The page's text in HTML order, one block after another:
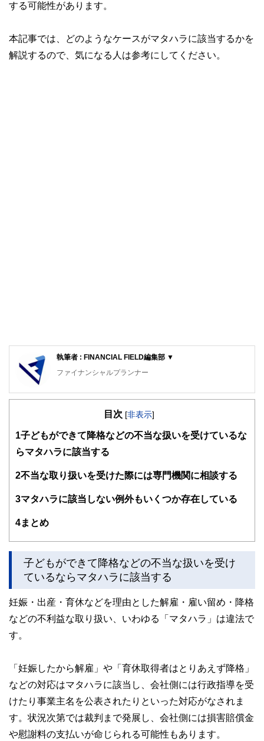
する可能性があります。
本記事では、どのようなケースがマタハラに該当するかを
解説するので、気になる人は参考にしてください。
執筆者 : FINANCIAL FIELD編集部 ▼
ファイナンシャルプランナー
FinancialField編集部は、金融、経済に関する記事を、日々
知識がない方でも理解できるようわかりやすく発信していま
得者を中心に「お金や暮らし」に関する書籍・雑誌の編集経
関わることで、読者目線のコンテンツを追求しています。
FinancialFieldの特徴は、ファイナンシャルプランナー、弁
をわかりやすく発信している点です。
このように編集経験豊富なメンバーと金融や経済に精通した
執筆者・監修者による執筆体制を築くことで、内容のわかり
やすさはもちろんのこと、読み応えのあるコンテンツと確か
目次 [非表示]
1 子どもができて降格などの不当な扱いを受けているな
らマタハラに該当する
2不当な取り扱いを受けた際には専門機関に相談する
3マタハラに該当しない例外もいくつか存在している
4まとめ
子どもができて降格などの不当な扱いを受け
ているならマタハラに該当する
妊娠・出産・育休などを理由とした解雇・雇い留め・降格
などの不利益な取り扱い、いわゆる「マタハラ」は違法で
す。
「妊娠したから解雇」や「育休取得者はとりあえず降格」
などの対応はマタハラに該当し、会社側には行政指導を受
けたり事業主名を公表されたりといった対応がなされま
す。状況次第では裁判まで発展し、会社側には損害賠償金
や慰謝料の支払いが命じられる可能性もあります。